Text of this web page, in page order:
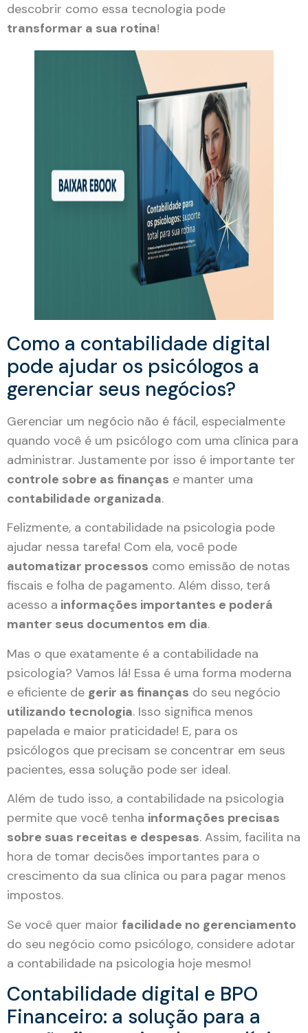
descobrir como essa tecnologia pode
transformar a sua rotina!
Como a contabilidade digital
pode ajudar os psicólogos a
gerenciar seus negócios?
Gerenciar um negócio não é fácil, especialmente
quando você é um psicólogo com uma clínica para
administrar. Justamente por isso é importante ter
controle sobre as finanças e manter uma
contabilidade organizada.
Felizmente, a contabilidade na psicologia pode
ajudar nessa tarefa! Com ela, você pode
automatizar processos como emissão de notas
fiscais e folha de pagamento. Além disso, terá
acesso a informações importantes e poderá
manter seus documentos em dia.
Mas o que exatamente é a contabilidade na
psicologia? Vamos lá! Essa é uma forma moderna
e eficiente de gerir as finanças do seu negócio
utilizando tecnologia. Isso significa menos
papelada e maior praticidade! E, para os
psicólogos que precisam se concentrar em seus
pacientes, essa solução pode ser ideal.
Além de tudo isso, a contabilidade na psicologia
permite que você tenha informações precisas
sobre suas receitas e despesas. Assim, facilita na
hora de tomar decisões importantes para o
crescimento da sua clínica ou para pagar menos
impostos.
Se você quer maior facilidade no gerenciamento
do seu negócio como psicólogo, considere adotar
a contabilidade na psicologia hoje mesmo!
Contabilidade digital e BPO
Financeiro: a solução para a